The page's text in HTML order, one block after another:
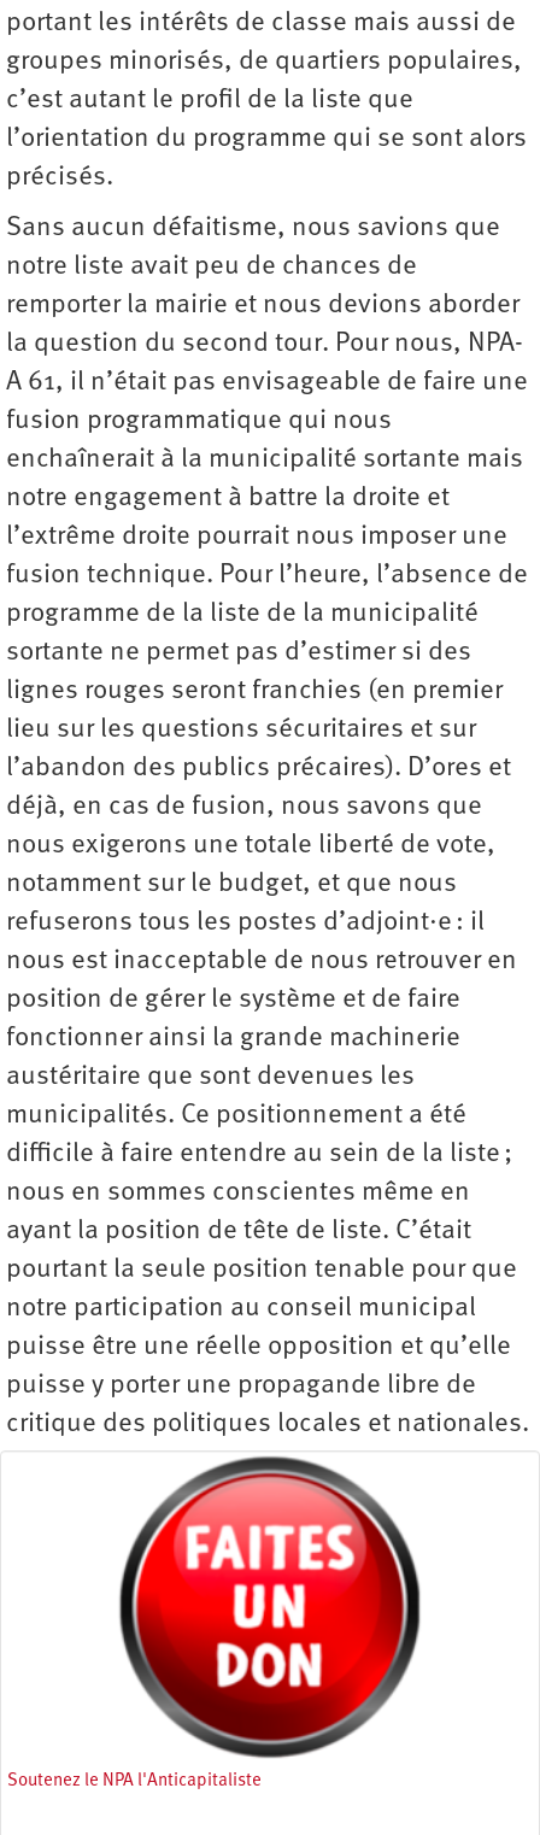
portant les intérêts de classe mais aussi de
groupes minorisés, de quartiers populaires,
c’est autant le profil de la liste que
l’orientation du programme qui se sont alors
précisés.
Sans aucun défaitisme, nous savions que
notre liste avait peu de chances de
remporter la mairie et nous devions aborder
la question du second tour. Pour nous, NPA-
A 61, il n’était pas envisageable de faire une
fusion programmatique qui nous
enchaînerait à la municipalité sortante mais
notre engagement à battre la droite et
l’extrême droite pourrait nous imposer une
fusion technique. Pour l’heure, l’absence de
programme de la liste de la municipalité
sortante ne permet pas d’estimer si des
lignes rouges seront franchies (en premier
lieu sur les questions sécuritaires et sur
l’abandon des publics précaires). D’ores et
déjà, en cas de fusion, nous savons que
nous exigerons une totale liberté de vote,
notamment sur le budget, et que nous
refuserons tous les postes d’adjoint·e : il
nous est inacceptable de nous retrouver en
position de gérer le système et de faire
fonctionner ainsi la grande machinerie
austéritaire que sont devenues les
municipalités. Ce positionnement a été
difficile à faire entendre au sein de la liste ;
nous en sommes conscientes même en
ayant la position de tête de liste. C’était
pourtant la seule position tenable pour que
notre participation au conseil municipal
puisse être une réelle opposition et qu’elle
puisse y porter une propagande libre de
critique des politiques locales et nationales.
Soutenez le NPA l'Anticapitaliste